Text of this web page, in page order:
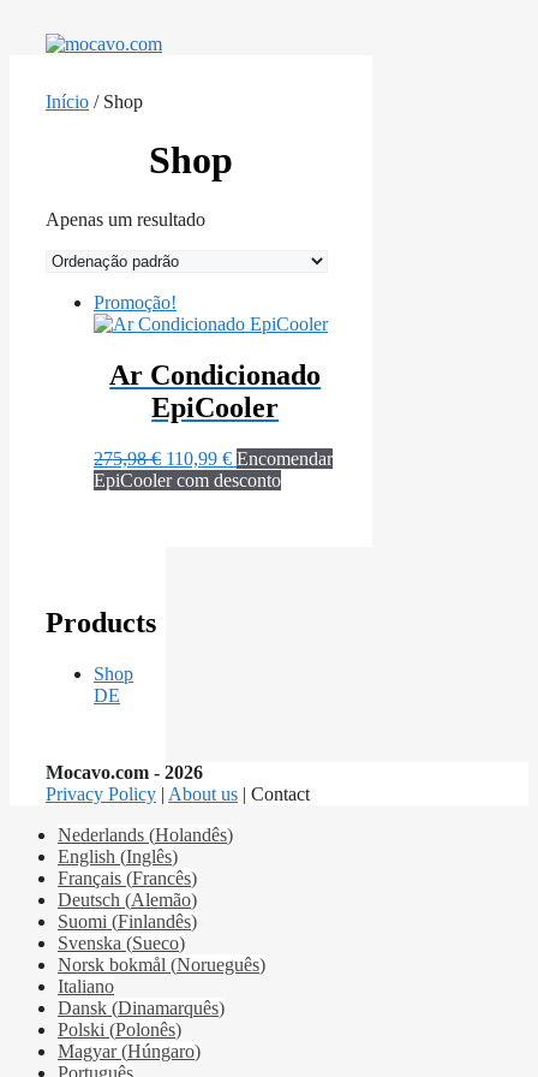
Início / Shop
Shop
Apenas um resultado
Promoção!
Ar Condicionado
EpiCooler
275,98€ O
preço
110,99 €O
preço
Encomendar
EpiCooler com desconto
Products
Shop
DE
Mocavo.com - 2026
Privacy Policy | About us | Contact
Nederlands (Holandês)
English (Inglês)
Français (Francês)
Deutsch (Alemão)
Suomi (Finlandês)
Svenska (Sueco)
Norsk bokmål (Norueguês)
Italiano
Dansk (Dinamarquês)
Polski (Polonês)
Magyar(Húngaro)
Português